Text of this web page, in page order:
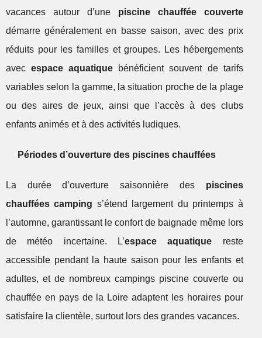
vacances autour d’une piscine chauffée couverte
démarre généralement en basse saison, avec des prix
réduits pour les familles et groupes. Les hébergements
avecespace aquatique bénéficient souvent de tarifs
variables selon la gamme, la situation proche de la plage
ou des aires de jeux, ainsi que l’accès à des clubs
enfants animés et à des activités ludiques.
Périodes d’ouverture des piscines chauffées
La durée d’ouverture saisonnière des piscines
chauffées camping s’étend largement du printemps à
l’automne, garantissant le confort de baignade même lors
de météo incertaine. L’espace aquatique reste
accessible pendant la haute saison pour les enfants et
adultes, et de nombreux campings piscine couverte ou
chauffée en pays de la Loire adaptent les horaires pour
satisfaire la clientèle, surtout lors des grandes vacances.